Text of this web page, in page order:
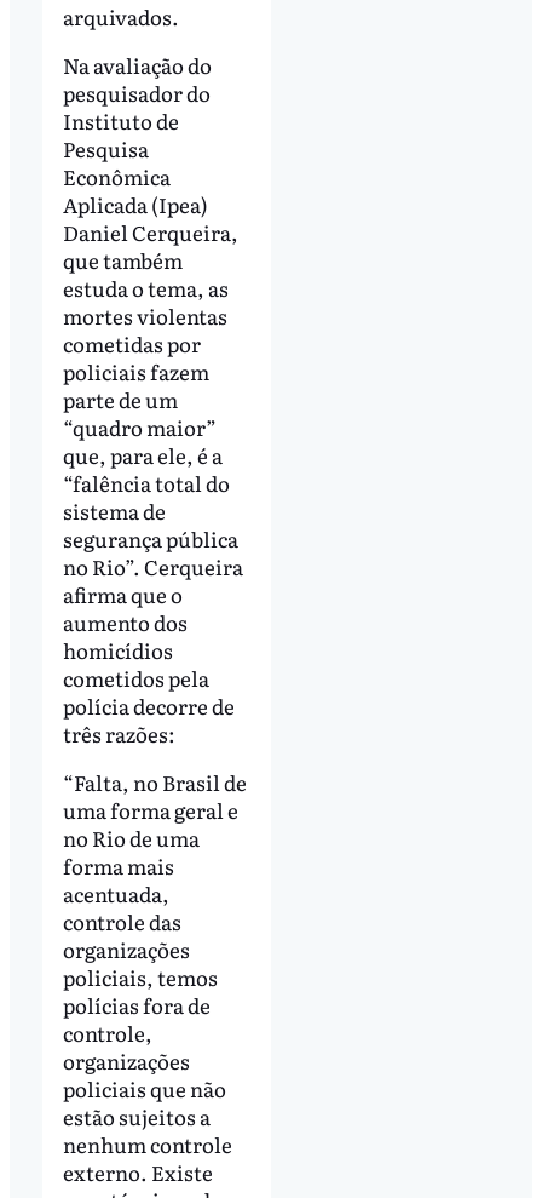
arquivados.
Na avaliação do
pesquisador do
Instituto de
Pesquisa
Econômica
Aplicada (Ipea)
Daniel Cerqueira,
que também
estuda o tema, as
mortes violentas
cometidas por
policiais fazem
parte de um
“quadro maior”
que, para ele, é a
“falência total do
sistema de
segurança pública
no Rio”. Cerqueira
afirma que o
aumento dos
homicídios
cometidos pela
polícia decorre de
três razões:
“Falta, no Brasil de
uma forma geral e
no Rio de uma
forma mais
acentuada,
controle das
organizações
policiais, temos
polícias fora de
controle,
organizações
policiais que não
estão sujeitos a
nenhum controle
externo. Existe